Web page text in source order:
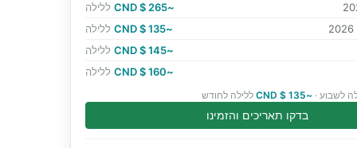
~265 $ CND
ללילה
~135 $ CND
ללילה
~145 $ CND
ללילה
~160 $ CND
ללילה
לשבוע · ~135 $ CND ללילה לחודש
בדקו תאריכים והזמינו